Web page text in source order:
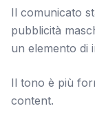
Il comunicato
pubblicità
un elemento di
Il tono è più
content.